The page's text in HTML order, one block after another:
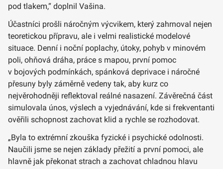
pod tlakem,“ doplnil Vašina.
Účastníci prošli náročným výcvikem, který zahrnoval nejen
teoretickou přípravu, ale i velmi realistické modelové
situace. Denní i noční poplachy, útoky, pohyb v minovém
poli, ohňová dráha, práce s mapou, první pomoc
v bojových podmínkách, spánková deprivace i náročné
přesuny byly záměrně vedeny tak, aby kurz co
nejvěrohodněji reflektoval reálné nasazení. Závěrečná část
simulovala únos, výslech a vyjednávání, kde si frekventanti
ověřili schopnost zachovat klid a rychle se rozhodovat.
„Byla to extrémní zkouška fyzické i psychické odolnosti.
Naučili jsme se nejen základy přežití a první pomoci, ale
hlavně jak překonat strach a zachovat chladnou hlavu